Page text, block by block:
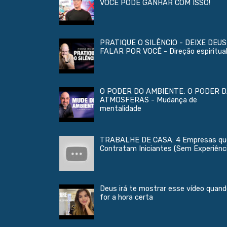
VOCÊ PODE GANHAR COM ISSO!
PRATIQUE O SILÊNCIO - DEIXE DEUS
FALAR POR VOCÊ - Direção espiritual
O PODER DO AMBIENTE, O PODER
ATMOSFERAS - Mudança de
mentalidade
TRABALHE DE CASA: 4 Empresas
Contratam Iniciantes (Sem
Deus irá te mostrar esse vídeo
for a hora certa